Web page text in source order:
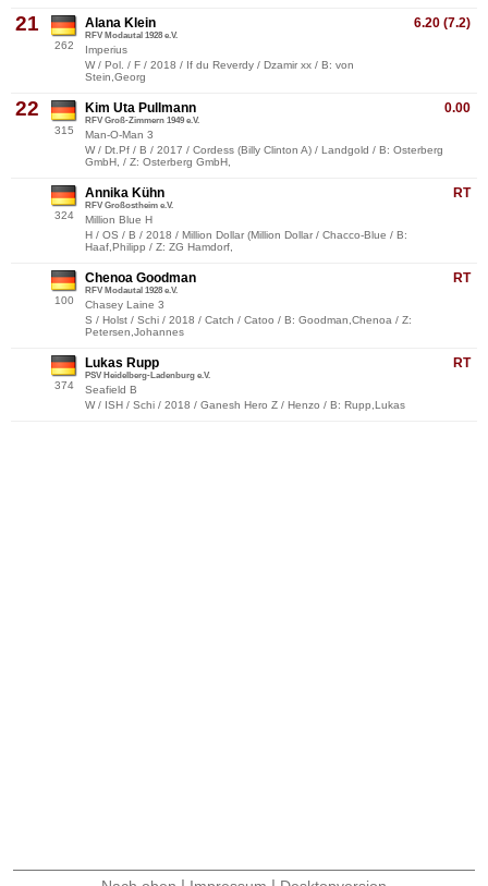
21
262
6.20 (7.2)
Alana Klein
RFV Modautal 1928 e.V.
Imperius
W / Pol. / F / 2018 / If du Reverdy / Dzamir xx / B: von
Stein,Georg
22
315
0.00
Kim Uta Pullmann
RFV Groß-Zimmern 1949 e.V.
Man-O-Man 3
W / Dt.Pf / B / 2017 / Cordess (Billy Clinton A) / Landgold / B: Osterberg
GmbH, / Z: Osterberg GmbH,
324
RT
Annika Kühn
RFV Großostheim e.V.
Million Blue H
H / OS / B / 2018 / Million Dollar (Million Dollar / Chacco-Blue / B:
Haaf,Philipp / Z: ZG Hamdorf,
100
RT
Chenoa Goodman
RFV Modautal 1928 e.V.
Chasey Laine 3
S / Holst / Schi / 2018 / Catch / Catoo / B: Goodman,Chenoa / Z:
Petersen,Johannes
374
RT
Lukas Rupp
PSV Heidelberg-Ladenburg e.V.
Seafield B
W / ISH / Schi / 2018 / Ganesh Hero Z / Henzo / B: Rupp,Lukas